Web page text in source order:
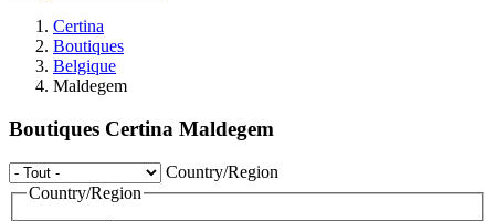
Certina
Boutiques
Belgique
Maldegem
Boutiques Certina Maldegem
Country/Region
Country/Region